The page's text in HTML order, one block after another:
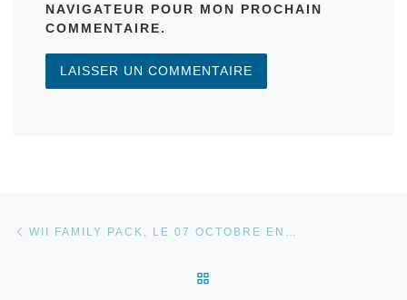
NAVIGATEUR POUR MON PROCHAIN
COMMENTAIRE.
Parcourir les articles
WII FAMILY PACK, LE 07 OCTOBRE EN…